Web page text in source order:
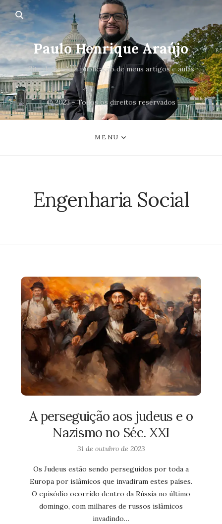
Paulo Henrique Araújo
Site dedicado a publicação de meus artigos e aulas
© 2023 - Todos os direitos reservados
MENU
Engenharia Social
A perseguição aos judeus e o
Nazismo no Séc. XXI
31 de outubro de 2023
Os Judeus estão sendo perseguidos por toda a
Europa por islâmicos que invadiram estes países.
O episódio ocorrido dentro da Rússia no último
domingo, com milhares de russos islâmicos
invadindo…